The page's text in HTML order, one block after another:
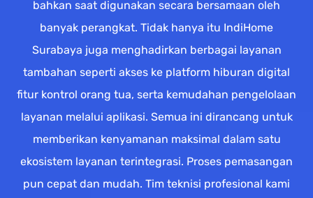
bahkan saat digunakan secara bersamaan oleh
banyak perangkat. Tidak hanya itu IndiHome
Surabaya juga menghadirkan berbagai layanan
tambahan seperti akses ke platform hiburan digital
fitur kontrol orang tua, serta kemudahan pengelolaan
layanan melalui aplikasi. Semua ini dirancang untuk
memberikan kenyamanan maksimal dalam satu
ekosistem layanan terintegrasi. Proses pemasangan
pun cepat dan mudah. Tim teknisi profesional kami